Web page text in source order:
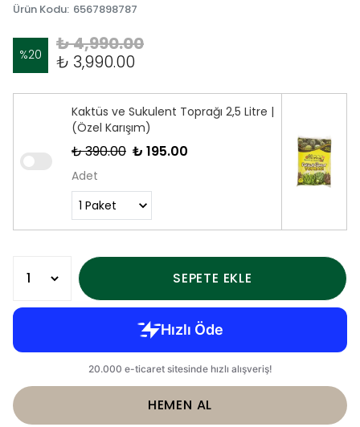
Ürün Kodu: 6567898787
%20
₺ 4,990.00
₺ 3,990.00
Kaktüs ve Sukulent Toprağı 2,5 Litre |
(Özel Karışım)
₺ 390.00 ₺ 195.00
Adet
SEPETE EKLE
HEMEN AL